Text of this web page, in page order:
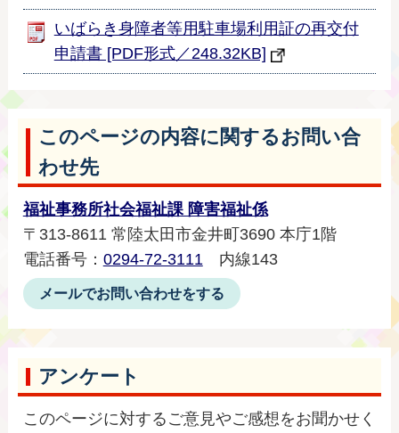
いばらき身障者等用駐車場利用証の再交付
申請書 [PDF形式／248.32KB]
このページの内容に関するお問い合
わせ先
福祉事務所社会福祉課 障害福祉係
〒313-8611 常陸太田市金井町3690 本庁1階
電話番号： 0294-72-3111内線143
メールでお問い合わせをする
アンケート
このページに対するご意見やご感想をお聞かせく